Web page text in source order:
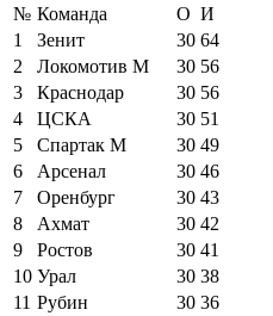
№ Команда О И
1
Зенит 30 64
2
Локомотив М 30 56
3
Краснодар 30 56
4
ЦСКА 30 51
5
Спартак М 30 49
6
Арсенал 30 46
7
Оренбург 30 43
8
Ахмат 30 42
9
Ростов 30 41
10 Урал 30 38
11 Рубин 30 36